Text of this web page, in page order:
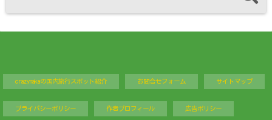
crazynakaの国内旅行スポット紹介 お問合せフォーム サイトマップ
プライバシーポリシー 作者プロフィール 広告ポリシー